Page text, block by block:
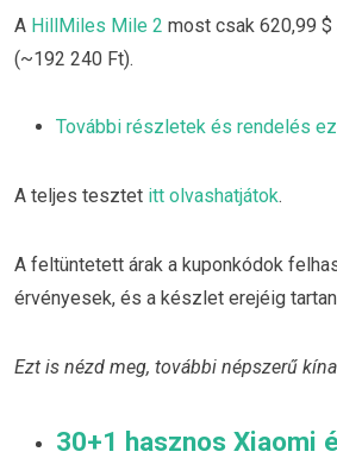
A HillMiles Mile 2 most csak 620,99 $
(~192 240 Ft).
További részletek és rendelés
A teljes tesztet itt olvashatjátok.
A feltüntetett árak a kuponkódok
érvényesek, és a készlet erejéig
Ezt is nézd meg, további népszerű
30+1 hasznos Xiaomi